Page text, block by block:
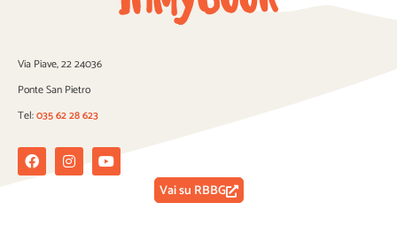
Via Piave, 22 24036
Ponte San Pietro
Tel:035 62 28 623
FacebookInstagramYoutube
Vai su RBBG